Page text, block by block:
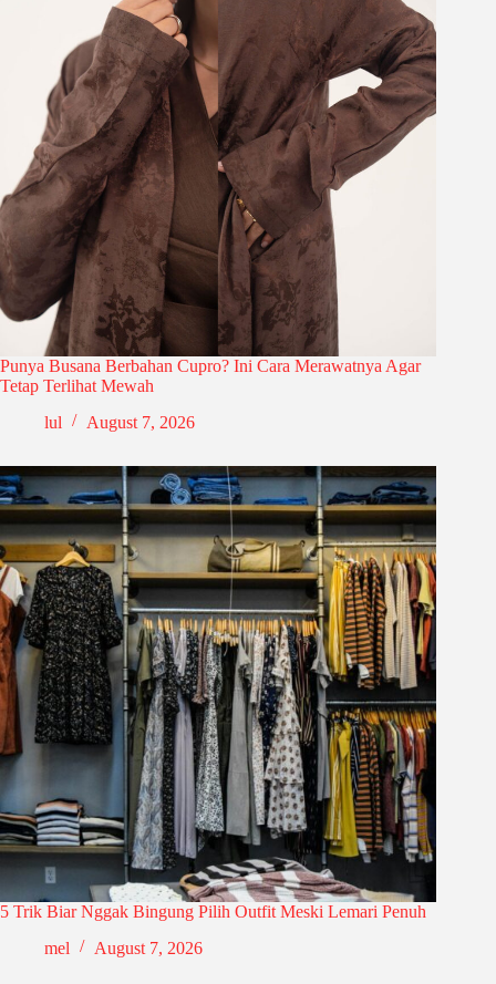
Punya Busana Berbahan Cupro? Ini Cara Merawatnya Agar
Tetap Terlihat Mewah
lul
August 7, 2026
5 Trik Biar Nggak Bingung Pilih Outfit Meski Lemari Penuh
mel
August 7, 2026